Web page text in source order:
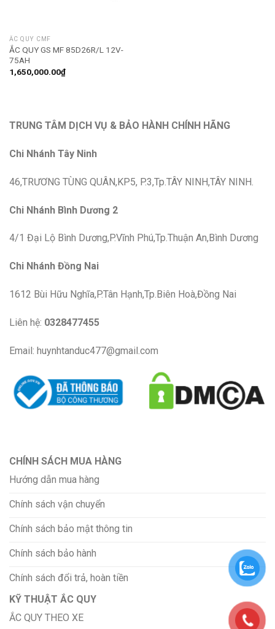
ẮC QUY CMF
ẮC QUY GS MF 85D26R/L 12V-
75AH
1,650,000.00₫
TRUNG TÂM DỊCH VỤ & BẢO HÀNH CHÍNH HÃNG
Chi Nhánh Tây Ninh
46,TRƯƠNG TÙNG QUÂN,KP5, P.3,Tp.TÂY NINH,TÂY NINH.
Chi Nhánh Bình Dương 2
4/1 Đại Lộ Bình Dương,P.Vĩnh Phú,Tp.Thuận An,Bình Dương
Chi Nhánh Đồng Nai
1612 Bùi Hữu Nghĩa,P.Tân Hạnh,Tp.Biên Hoà,Đồng Nai
Liên hệ: 0328477455
Email: huynhtanduc477@gmail.com
CHÍNH SÁCH MUA HÀNG
Hướng dẫn mua hàng
Chính sách vận chuyển
Chính sách bảo mật thông tin
Chính sách bảo hành
Chính sách đổi trả, hoàn tiền
KỸ THUẬT ẮC QUY
ẮC QUY THEO XE